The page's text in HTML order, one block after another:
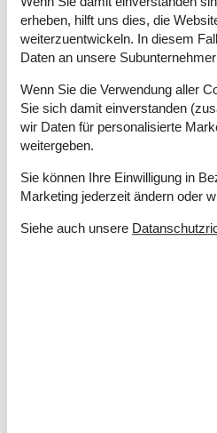
Waschmaschine
Wasser inkl.
Winterfest
Draußen
Dusche im Freien
Gartenmöbel
Grill
Kostenloser Parkplatz auf dem
Wald-/Plantagenland
Drinnen
erheben, hilft uns dies, die
weiterzuentwickeln. In diesem
Daten an unsere
Wenn Sie die Verwendung aller
Sie sich damit einverstanden
wir Daten für personalisierte
weitergeben.
Sie können Ihre Einwilligung in
Marketing jederzeit ändern oder
Siehe auch unsere